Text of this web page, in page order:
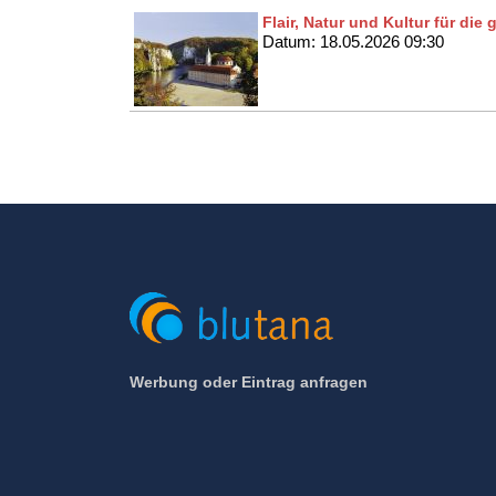
Flair, Natur und Kultur für die
Datum: 18.05.2026 09:30
Werbung oder Eintrag anfragen